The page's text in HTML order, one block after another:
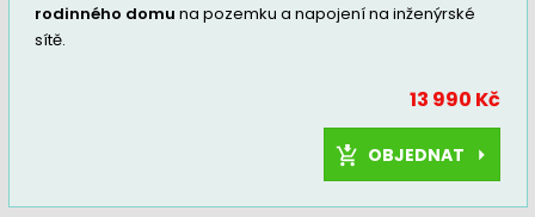
rodinného domu na pozemku a napojení na inženýrské
sítě.
13 990 Kč
OBJEDNAT